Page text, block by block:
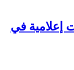
إعلامية في